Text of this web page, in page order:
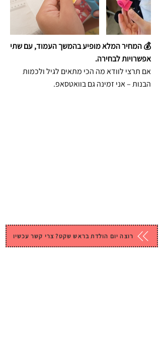
💰 המחיר המלא מופיע בהמשך העמוד, עם שתי
אפשרויות לבחירה.
אם תרצי לוודא מה הכי מתאים לגיל ולכמות
הבנות – אני זמינה גם בוואטסאפ.
רוצה יום הולדת בראש שקט? צרי קשר עכשיו